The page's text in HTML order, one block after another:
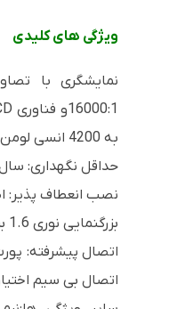
ویژگی های کلیدی
نمایشگری با
به 4200 انسی لومن
حداقل نگهداری:
نصب انعطاف پذیر:
بزرگنمایی نوری 1.6 برابر
اتصال بی سیم